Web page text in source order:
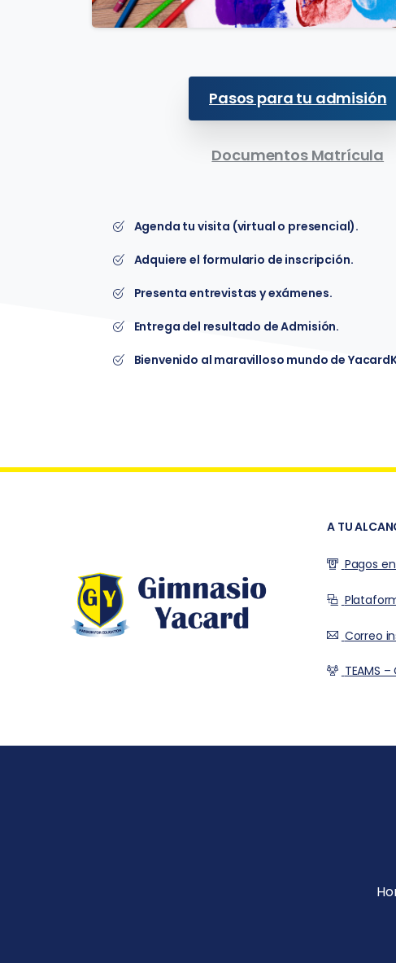
Pasos para tu admisión
Documentos Matrícula
Agenda tu visita (virtual o presencial).
Adquiere el formulario de inscripción.
Presenta entrevistas y exámenes.
Entrega del resultado de Admisión.
Bienvenido al maravilloso mundo de
A TU
Pagos
Correo
TEAMS